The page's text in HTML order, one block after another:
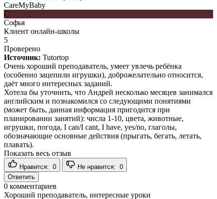
CareMyBaby
С
Софья
Клиент онлайн-школы
5
Проверено
Источник: Tutortop
Очень хороший преподаватель, умеет увлечь ребёнка
(особенно зацепили игрушки), доброжелательно относится,
даёт много интересных заданий.
Хотела бы уточнить, что Андрей несколько месяцев занимался
английским и познакомился со следующими понятиями
(может быть, данная информация пригодится при
планировании занятий): числа 1-10, цвета, животные,
игрушки, погода, I can/I cant, I have, yes/no, глаголы,
обозначающие основные действия (прыгать, бегать, летать,
плавать).
Показать весь отзыв
Нравится: 0 Не нравится: 0
Ответить
0 комментариев
Хороший преподаватель, интересные уроки